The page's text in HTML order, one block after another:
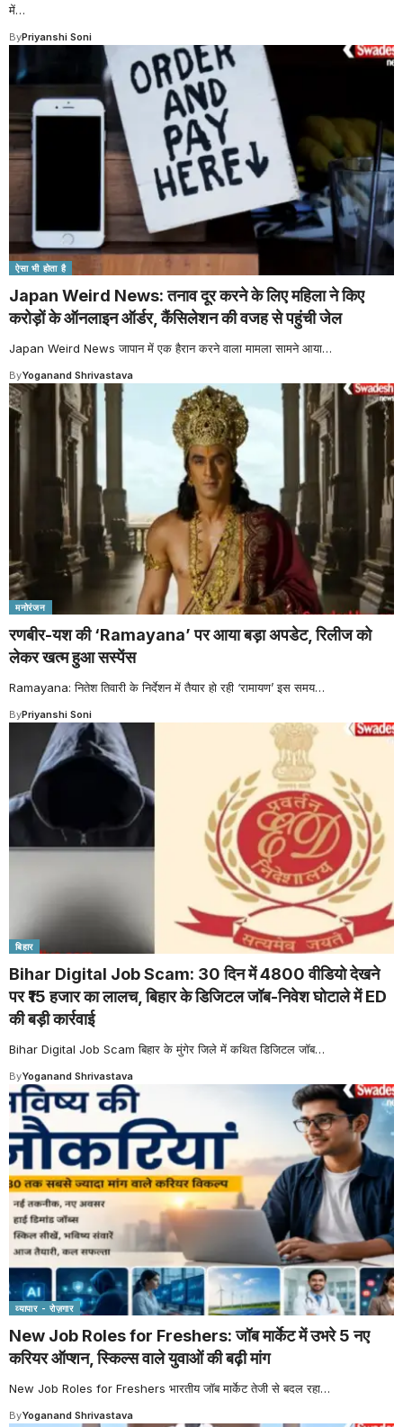
में…
ByPriyanshi Soni
ऐसा भी होता है
Japan Weird News: तनाव दूर करने के लिए महिला ने किए
करोड़ों के ऑनलाइन ऑर्डर, कैंसिलेशन की वजह से पहुंची जेल
Japan Weird News जापान में एक हैरान करने वाला मामला सामने आया…
ByYoganand Shrivastava
मनोरंजन
रणबीर-यश की ‘Ramayana’ पर आया बड़ा अपडेट, रिलीज को
लेकर खत्म हुआ सस्पेंस
Ramayana: नितेश तिवारी के निर्देशन में तैयार हो रही ‘रामायण’ इस समय…
ByPriyanshi Soni
बिहार
Bihar Digital Job Scam: 30 दिन में 4800 वीडियो देखने
पर ₹15 हजार का लालच, बिहार के डिजिटल जॉब-निवेश घोटाले में ED
की बड़ी कार्रवाई
Bihar Digital Job Scam बिहार के मुंगेर जिले में कथित डिजिटल जॉब…
ByYoganand Shrivastava
व्यापार - रोज़गार
New Job Roles for Freshers: जॉब मार्केट में उभरे 5 नए
करियर ऑप्शन, स्किल्स वाले युवाओं की बढ़ी मांग
New Job Roles for Freshers भारतीय जॉब मार्केट तेजी से बदल रहा…
ByYoganand Shrivastava